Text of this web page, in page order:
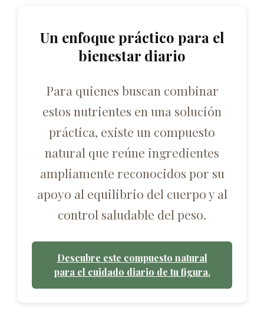
Un enfoque práctico para el
bienestar diario
Para quienes buscan combinar
estos nutrientes en una solución
práctica, existe un compuesto
natural que reúne ingredientes
ampliamente reconocidos por su
apoyo al equilibrio del cuerpo y al
control saludable del peso.
Descubre este compuesto natural
para el cuidado diario de tu figura.